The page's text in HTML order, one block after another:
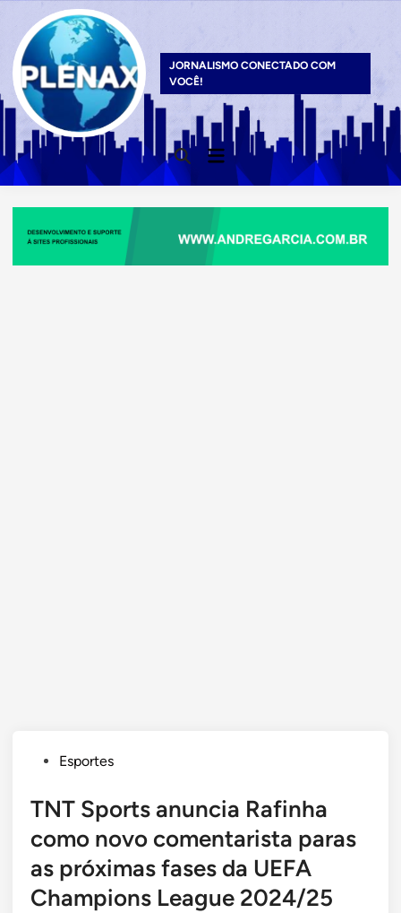
content
JORNALISMO CONECTADO COM
VOCÊ!
Open
Search
Main
Menu
PostedEsportes
TNT Sports anuncia Rafinha
como novo comentarista paras
as próximas fases da UEFA
Champions League 2024/25